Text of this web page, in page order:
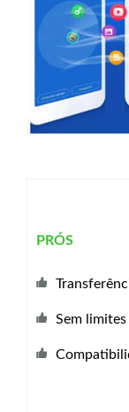
PRÓS
Sem